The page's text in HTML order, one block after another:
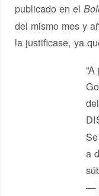
publicado en el
del mismo mes y
la justificase, ya
a
—